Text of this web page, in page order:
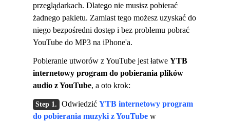
przeglądarkach. Dlatego nie musisz pobierać
żadnego pakietu. Zamiast tego możesz uzyskać do
niego bezpośredni dostęp i bez problemu pobrać
YouTube do MP3 na iPhone'a.
Pobieranie utworów z YouTube jest łatwe YTB ​​
internetowy program do pobierania plików
audio z YouTube, a oto krok:
Odwiedzić YTB ​​internetowy program
do pobierania muzyki z YouTube w